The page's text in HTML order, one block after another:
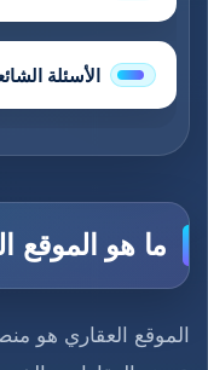
الأسئلة
ما هو الموقع
الموقع العقاري هو